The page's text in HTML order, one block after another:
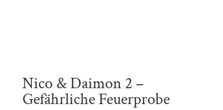
Nico & Daimon 2 –
Gefährliche Feuerprobe